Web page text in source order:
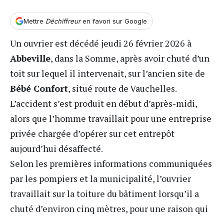
Mettre Déchiffreuren favori sur Google
Un ouvrier est décédé jeudi 26 février 2026 à
Abbeville, dans la Somme, après avoir chuté d’un
toit sur lequel il intervenait, sur l’ancien site de
Bébé Confort, situé route de Vauchelles.
L’accident s’est produit en début d’après-midi,
alors que l’homme travaillait pour une entreprise
privée chargée d’opérer sur cet entrepôt
aujourd’hui désaffecté.
Selon les premières informations communiquées
par les pompiers et la municipalité, l’ouvrier
travaillait sur la toiture du bâtiment lorsqu’il a
chuté d’environ cinq mètres, pour une raison qui